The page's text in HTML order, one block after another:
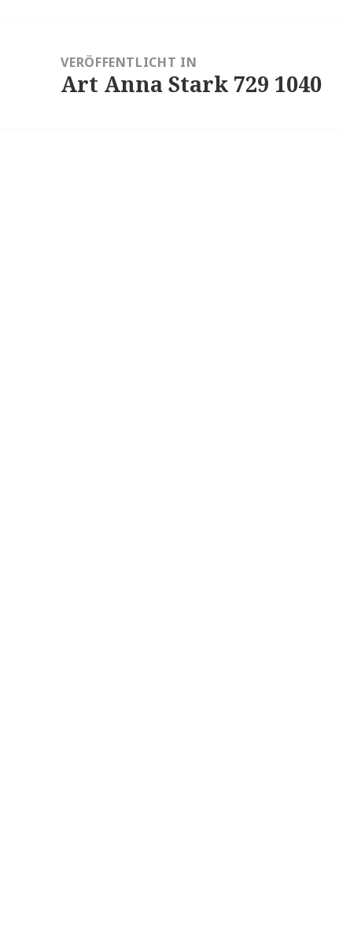
VERÖFFENTLICHT IN
Art Anna Stark 729 1040